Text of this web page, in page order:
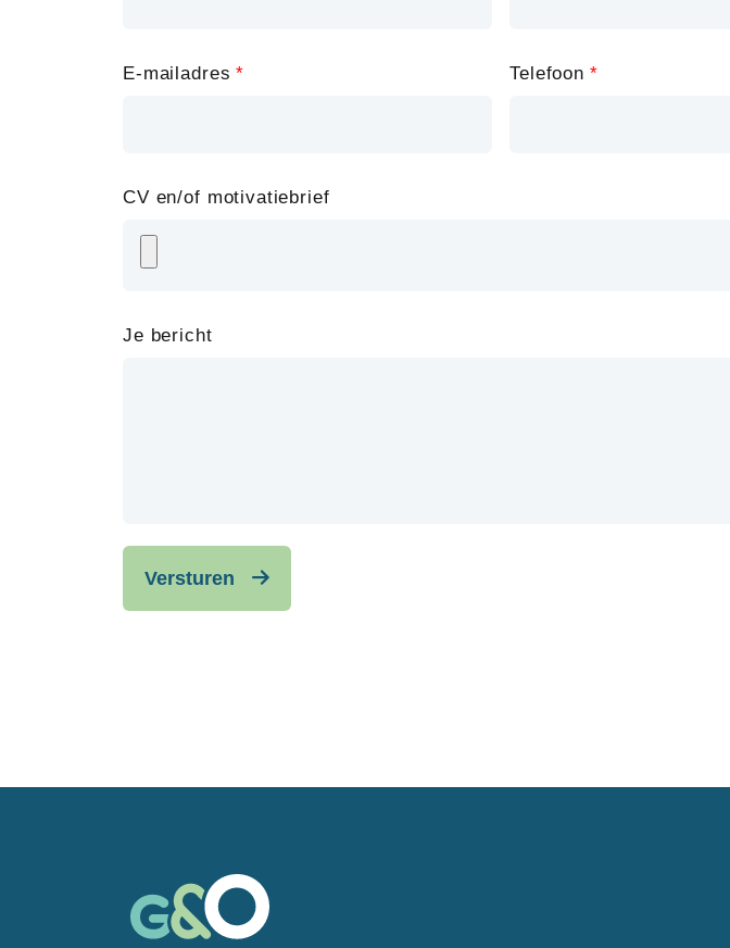
E-mailadres Telefoon
CV en/of motivatiebrief
Je bericht
Versturen